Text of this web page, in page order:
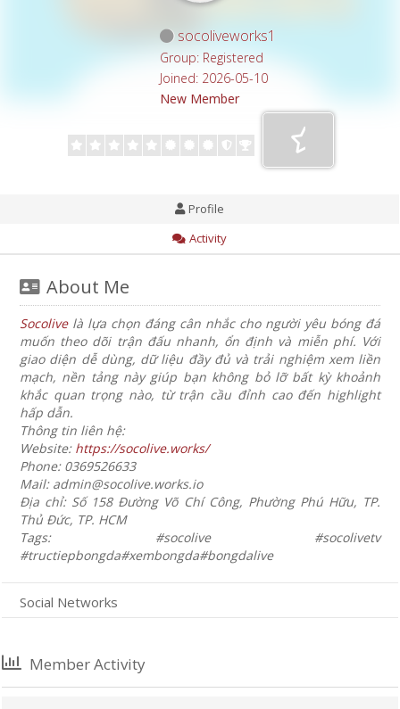
socoliveworks1
Group: Registered
Joined: 2026-05-10
New Member
Profile
Activity
About Me
Socolivelà lựa chọn đáng cân nhắc cho người yêu bóng đá
muốn theo dõi trận đấu nhanh, ổn định và miễn phí. Với
giao diện dễ dùng, dữ liệu đầy đủ và trải nghiệm xem liền
mạch, nền tảng này giúp bạn không bỏ lỡ bất kỳ khoảnh
khắc quan trọng nào, từ trận cầu đỉnh cao đến highlight
hấp dẫn.
Thông tin liên hệ:
Website: https://socolive.works/
Phone: 0369526633
Mail: admin@socolive.works.io
Địa chỉ: Số 158 Đường Võ Chí Công, Phường Phú Hữu, TP.
Thủ Đức, TP. HCM
Tags: #socolive #socolivetv
#tructiepbongda#xembongda#bongdalive
Social Networks
Member Activity